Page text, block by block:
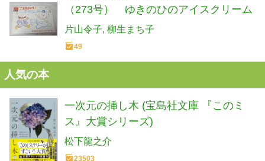
（273号） ゆきのひのアイスクリーム
片山令子 柳生まち子
49
人気の本
一次元の挿し木 (宝島社文庫 『このミ
ス』大賞シリーズ)
松下龍之介
23503